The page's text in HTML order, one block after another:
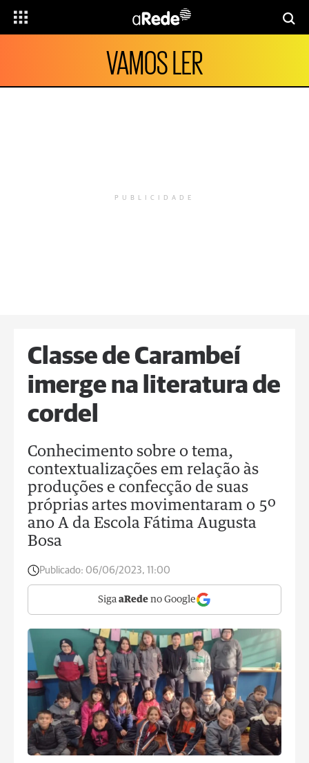
VAMOS LER
PUBLICIDADE
Classe de Carambeí
imerge na literatura de
cordel
Conhecimento sobre o tema,
contextualizações em relação às
produções e confecção de suas
próprias artes movimentaram o 5º
ano A da Escola Fátima Augusta
Bosa
Publicado: 06/06/2023, 11:00
Siga aRede no Google